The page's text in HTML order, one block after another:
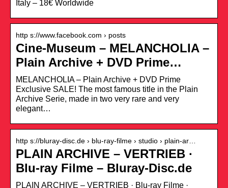
Italy – 18€ Worldwide
http s://www.facebook.com › posts
Cine-Museum – MELANCHOLIA –
Plain Archive + DVD Prime…
MELANCHOLIA – Plain Archive + DVD Prime
Exclusive SALE! The most famous title in the Plain
Archive Serie, made in two very rare and very
elegant…
http s://bluray-disc.de › blu-ray-filme › studio › plain-ar…
PLAIN ARCHIVE – VERTRIEB ·
Blu-ray Filme – Bluray-Disc.de
PLAIN ARCHIVE – VERTRIEB · Blu-ray Filme ·